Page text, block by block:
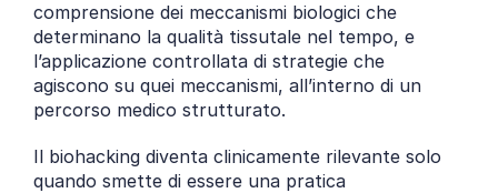
comprensione dei meccanismi biologici che
determinano la qualità tissutale nel tempo, e
l’applicazione controllata di strategie che
agiscono su quei meccanismi, all’interno di un
percorso medico strutturato.
Il biohacking diventa clinicamente rilevante solo
quando smette di essere una pratica